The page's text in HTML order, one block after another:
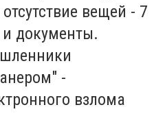
вещей - 7
документы.
-
взлома